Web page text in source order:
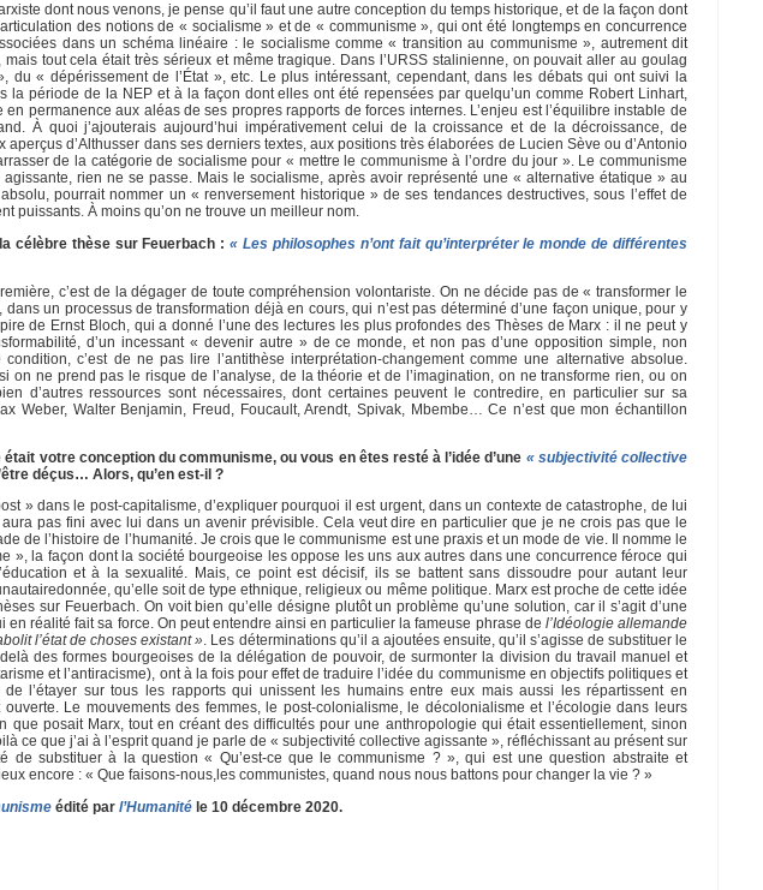
dont nous venons, je pense qu’il faut une autre conception du temps historique, et de la façon dont
des notions de « socialisme » et de « communisme », qui ont été longtemps en concurrence
dans un schéma linéaire : le socialisme comme « transition au communisme », autrement dit
tout cela était très sérieux et même tragique. Dans l’URSS stalinienne, on pouvait aller au goulag
« dépérissement de l’État », etc. Le plus intéressant, cependant, dans les débats qui ont suivi la
la période de la NEP et à la façon dont elles ont été repensées par quelqu’un comme Robert Linhart,
permanence aux aléas de ses propres rapports de forces internes. L’enjeu est l’équilibre instable de
À quoi j’ajouterais aujourd’hui impérativement celui de la croissance et de la décroissance, de
d’Althusser dans ses derniers textes, aux positions très élaborées de Lucien Sève ou d’Antonio
de la catégorie de socialisme pour « mettre le communisme à l’ordre du jour ». Le communisme
rien ne se passe. Mais le socialisme, après avoir représenté une « alternative étatique » au
pourrait nommer un « renversement historique » de ses tendances destructives, sous l’effet de
puissants. À moins qu’on ne trouve un meilleur nom.
célèbre thèse sur Feuerbach :« Les philosophes n’ont fait qu’interpréter le monde de différentes
c’est de la dégager de toute compréhension volontariste. On ne décide pas de « transformer le
un processus de transformation déjà en cours, qui n’est pas déterminé d’une façon unique, pour y
de Ernst Bloch, qui a donné l’une des lectures les plus profondes des Thèses de Marx : il ne peut y
d’un incessant « devenir autre » de ce monde, et non pas d’une opposition simple, non
c’est de ne pas lire l’antithèse interprétation-changement comme une alternative absolue.
on ne prend pas le risque de l’analyse, de la théorie et de l’imagination, on ne transforme rien, ou on
d’autres ressources sont nécessaires, dont certaines peuvent le contredire, en particulier sur sa
Weber, Walter Benjamin, Freud, Foucault, Arendt, Spivak, Mbembe… Ce n’est que mon échantillon
votre conception du communisme, ou vous en êtes resté à l’idée d’une « subjectivité collective
déçus… Alors, qu’en est-il ?
» dans le post-capitalisme, d’expliquer pourquoi il est urgent, dans un contexte de catastrophe, de lui
pas fini avec lui dans un avenir prévisible. Cela veut dire en particulier que je ne crois pas que le
de l’histoire de l’humanité. Je crois que le communisme est une praxis et un mode de vie. Il nomme le
», la façon dont la société bourgeoise les oppose les uns aux autres dans une concurrence féroce qui
et à la sexualité. Mais, ce point est décisif, ils se battent sans dissoudre pour autant leur
qu’elle soit de type ethnique, religieux ou même politique. Marx est proche de cette idée
sur Feuerbach. On voit bien qu’elle désigne plutôt un problème qu’une solution, car il s’agit d’une
en réalité fait sa force. On peut entendre ainsi en particulier la fameuse phrase de l’Idéologie allemande
l’état de choses existant ». Les déterminations qu’il a ajoutées ensuite, qu’il s’agisse de substituer le
des formes bourgeoises de la délégation de pouvoir, de surmonter la division du travail manuel et
et l’antiracisme), ont à la fois pour effet de traduire l’idée du communisme en objectifs politiques et
l’étayer sur tous les rapports qui unissent les humains entre eux mais aussi les répartissent en
Le mouvements des femmes, le post-colonialisme, le décolonialisme et l’écologie dans leurs
posait Marx, tout en créant des difficultés pour une anthropologie qui était essentiellement, sinon
ce que j’ai à l’esprit quand je parle de « subjectivité collective agissante », réfléchissant au présent sur
de substituer à la question « Qu’est-ce que le communisme ? », qui est une question abstraite et
encore : « Que faisons-nous,les communistes, quand nous nous battons pour changer la vie ? »
édité par l’Humanitéle 10 décembre 2020.